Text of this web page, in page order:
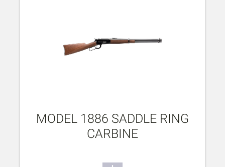
MODEL 1886 SADDLE RING
CARBINE